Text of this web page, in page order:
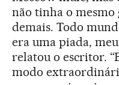
não tinha o mesmo
demais. Todo
era uma piada,
relatou o escritor.
modo